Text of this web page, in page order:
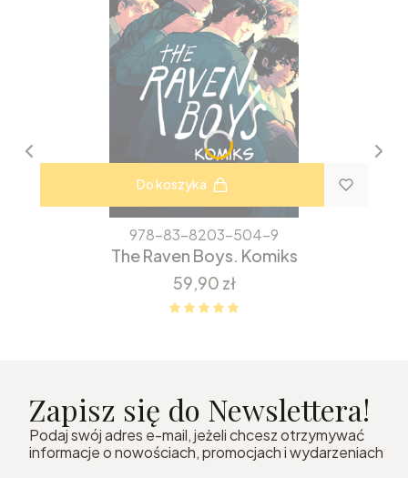
Do koszyka
978-83-8203-504-9
The Raven Boys. Komiks
Cena
59,90 zł
Zapisz się do Newslettera!
Podaj swój adres e-mail, jeżeli chcesz otrzymywać
informacje o nowościach, promocjach i wydarzeniach